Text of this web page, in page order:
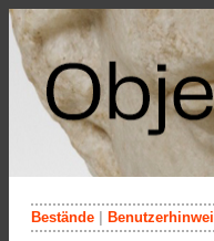
Bestände